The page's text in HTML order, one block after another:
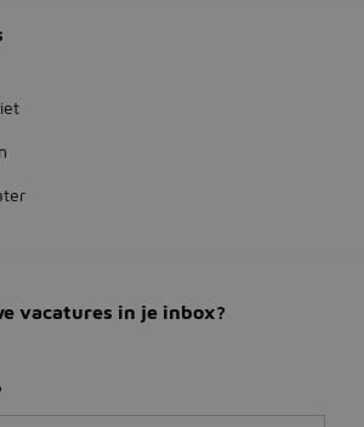
vacatures in je inbox?
plaatsen